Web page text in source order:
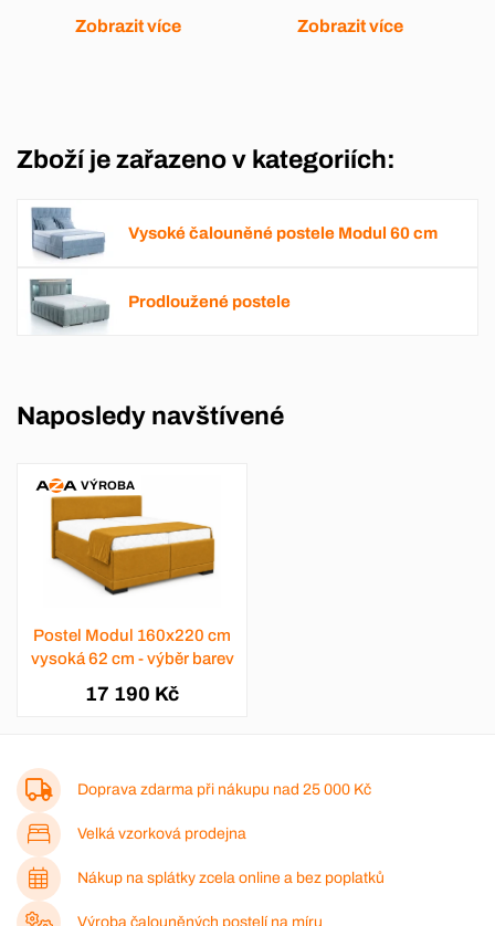
Zobrazit více Zobrazit více
Zboží je zařazeno v kategoriích:
Vysoké čalouněné postele Modul 60 cm
Prodloužené postele
Naposledy navštívené
VÝROBA
Postel Modul 160x220 cm
vysoká 62 cm - výběr barev
17 190 Kč
Doprava zdarma při nákupu nad 25 000 Kč
Velká vzorková prodejna
Nákup na splátky zcela online a bez poplatků
Výroba čalouněných postelí na míru